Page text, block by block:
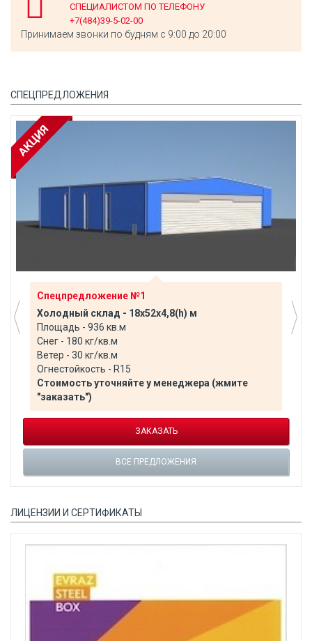
СПЕЦИАЛИСТОМ ПО ТЕЛЕФОНУ
+7(484)39-5-02-00
Принимаем звонки по будням с 9:00 до 20:00
СПЕЦПРЕДЛОЖЕНИЯ
Спецпредложение №1
Холодный склад - 18х52х4,8(h) м
Площадь - 936 кв.м
Снег - 180 кг/кв.м
Ветер - 30 кг/кв.м
Огнестойкость - R15
Стоимость уточняйте у менеджера (жмите
"заказать")
ЗАКАЗАТЬ
ВСЕ ПРЕДЛОЖЕНИЯ
ЛИЦЕНЗИИ И СЕРТИФИКАТЫ